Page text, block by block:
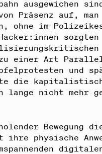
ausgewichen
Präsenz auf,
ohne im
zu einer Art
und
die
nicht mehr
physische